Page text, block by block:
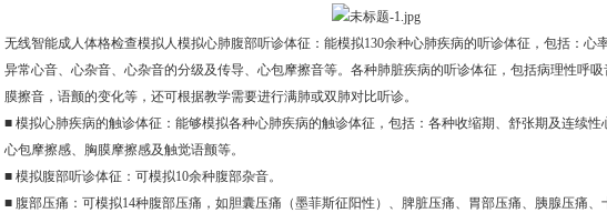
无线智能成人体格检查模拟人模拟心肺腹部听诊体征：能模拟130余种心肺疾病的听诊体征，包括：心
异常心音、心杂音、心杂音的分级及传导、心包摩擦音等。各种肺脏疾病的听诊体征，包括病理性呼
膜擦音，语颤的变化等，还可根据教学需要进行满肺或双肺对比听诊。
■ 模拟心肺疾病的触诊体征：能够模拟各种心肺疾病的触诊体征，包括：各种收缩期、舒张期及连续性
心包摩擦感、胸膜摩擦感及触觉语颤等。
■ 模拟腹部听诊体征：可模拟10余种腹部杂音。
■ 腹部压痛：可模拟14种腹部压痛，如胆囊压痛（墨菲斯征阳性）、脾脏压痛、胃部压痛、胰腺压痛